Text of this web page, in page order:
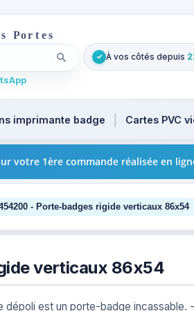
s Por t es
2 caractères pour les
Lancer la recherche
✓ À vos côtés depuis
imprimante badge Cartes PVC
votre 1ère commande réalisée en
- Porte-badges rigide verticaux 86x54
verticaux 86x54
est un porte-badge incassable.